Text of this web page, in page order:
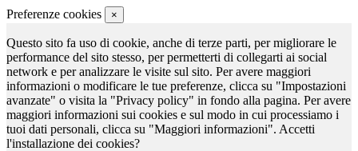
Preferenze cookies ×
Questo sito fa uso di cookie, anche di terze parti, per migliorare le
performance del sito stesso, per permetterti di collegarti ai social
network e per analizzare le visite sul sito. Per avere maggiori
informazioni o modificare le tue preferenze, clicca su "Impostazioni
avanzate" o visita la "Privacy policy" in fondo alla pagina. Per avere
maggiori informazioni sui cookies e sul modo in cui processiamo i
tuoi dati personali, clicca su "Maggiori informazioni". Accetti
l'installazione dei cookies?